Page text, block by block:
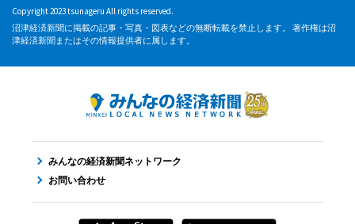
Copyright 2023 tsunageru All rights reserved.
沼津経済新聞に掲載の記事・写真・図表などの無断転載を禁止します。 著作権は沼
津経済新聞またはその情報提供者に属します。
みんなの経済新聞ネットワーク
お問い合わせ